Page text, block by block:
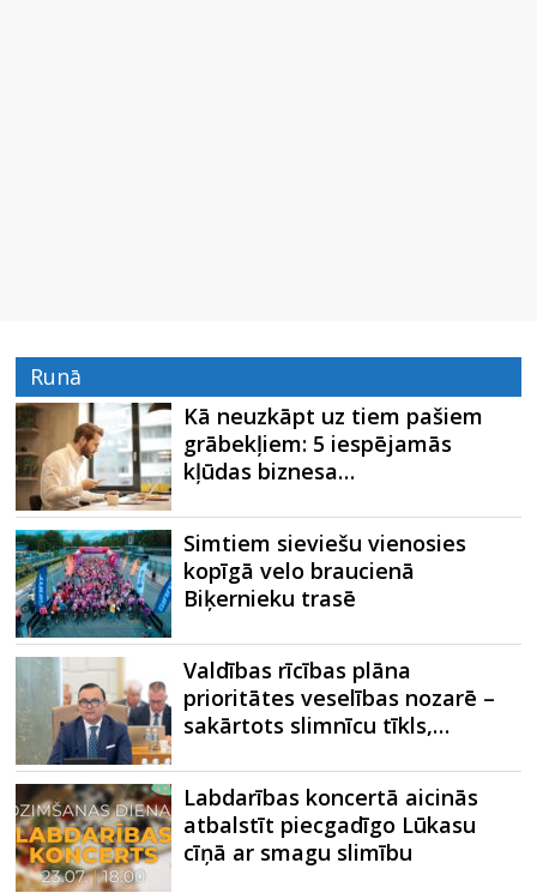
Runā
Kā neuzkāpt uz tiem pašiem
grābekļiem: 5 iespējamās
kļūdas biznesa…
Simtiem sieviešu vienosies
kopīgā velo braucienā
Biķernieku trasē
Valdības rīcības plāna
prioritātes veselības nozarē –
sakārtots slimnīcu tīkls,…
Labdarības koncertā aicinās
atbalstīt piecgadīgo Lūkasu
cīņā ar smagu slimību